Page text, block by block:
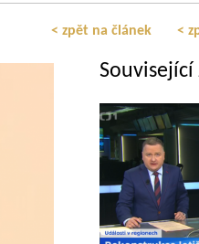
< zpět na článek <
Související